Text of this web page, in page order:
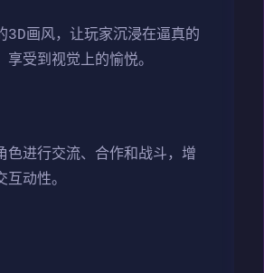
3D画风，让玩家沉浸在逼真的
享受到视觉上的愉悦。
色进行交流、合作和战斗，增
动性。